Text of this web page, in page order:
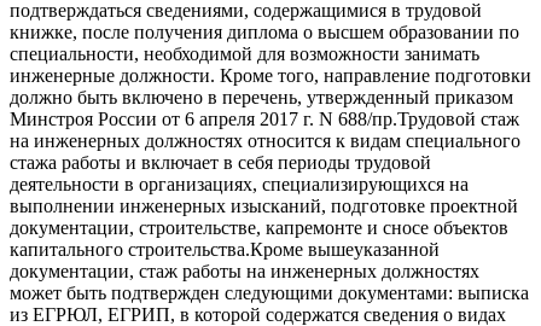
подтверждаться сведениями, содержащимися в трудовой
книжке, после получения диплома о высшем образовании по
специальности, необходимой для возможности занимать
инженерные должности. Кроме того, направление подготовки
должно быть включено в перечень, утвержденный приказом
Минстроя России от 6 апреля 2017 г. N 688/пр.Трудовой стаж
на инженерных должностях относится к видам специального
стажа работы и включает в себя периоды трудовой
деятельности в организациях, специализирующихся на
выполнении инженерных изысканий, подготовке проектной
документации, строительстве, капремонте и сносе объектов
капитального строительства.Кроме вышеуказанной
документации, стаж работы на инженерных должностях
может быть подтвержден следующими документами: выписка
из ЕГРЮЛ, ЕГРИП, в которой содержатся сведения о видах